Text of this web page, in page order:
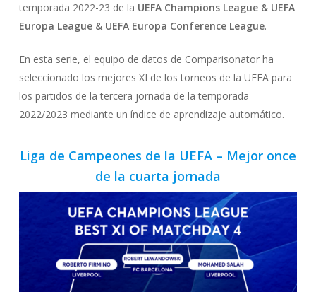
temporada 2022-23 de la UEFA Champions League & UEFA
Europa League & UEFA Europa Conference League.
En esta serie, el equipo de datos de Comparisonator ha
seleccionado los mejores XI de los torneos de la UEFA para
los partidos de la tercera jornada de la temporada
2022/2023 mediante un índice de aprendizaje automático.
Liga de Campeones de la UEFA – Mejor once
de la cuarta jornada